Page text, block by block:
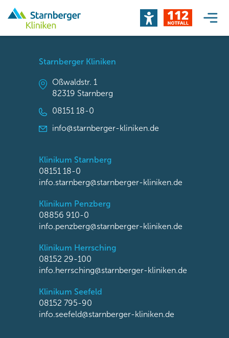
Starnberger Kliniken
Oßwaldstr. 1
82319 Starnberg
08151 18-0
info@starnberger-kliniken.de
Klinikum Starnberg
08151 18-0
info.starnberg@starnberger-kliniken.de
Klinikum Penzberg
08856 910-0
info.penzberg@starnberger-kliniken.de
Klinikum Herrsching
08152 29-100
info.herrsching@starnberger-kliniken.de
Klinikum Seefeld
08152 795-90
info.seefeld@starnberger-kliniken.de